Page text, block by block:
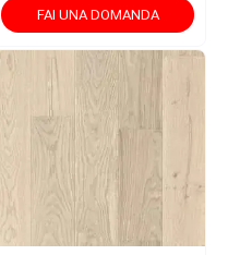
FAI UNA DOMANDA